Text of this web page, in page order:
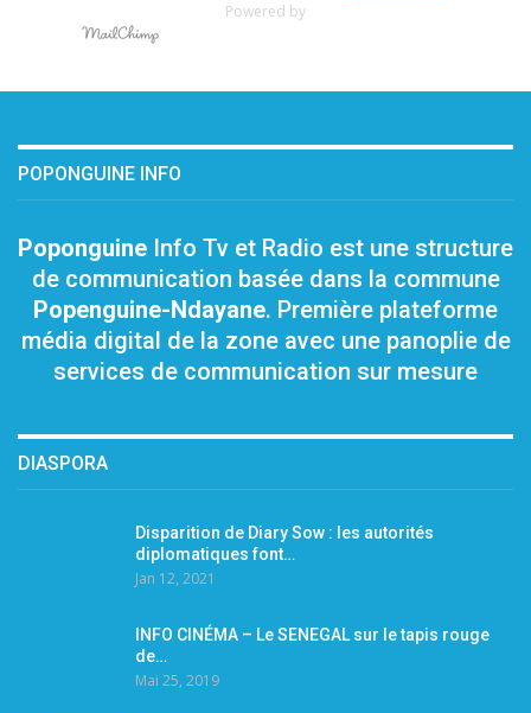
Powered by
POPONGUINE INFO
Poponguine Info Tv et Radio est une structure
de communication basée dans la commune
Popenguine-Ndayane. Première plateforme
média digital de la zone avec une panoplie de
services de communication sur mesure
DIASPORA
Disparition de Diary Sow : les autorités
diplomatiques font…
Jan 12, 2021
INFO CINÉMA – Le SENEGAL sur le tapis rouge
de…
Mai 25, 2019